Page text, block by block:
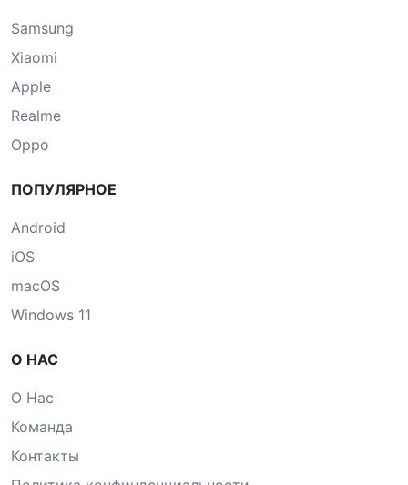
Samsung
Xiaomi
Apple
Realme
Oppo
ПОПУЛЯРНОЕ
Android
iOS
macOS
Windows 11
О НАС
О Нас
Команда
Контакты